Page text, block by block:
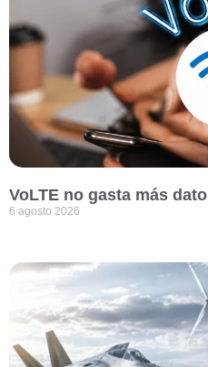
VoLTE no gasta más
6 agosto 2026